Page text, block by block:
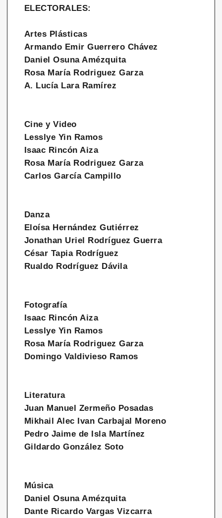
ELECTORALES:
Artes Plásticas
Armando Emir Guerrero Chávez
Daniel Osuna Amézquita
Rosa María Rodriguez Garza
A. Lucía Lara Ramírez
Cine y Video
Lesslye Yin Ramos
Isaac Rincón Aiza
Rosa María Rodriguez Garza
Carlos García Campillo
Danza
Eloísa Hernández Gutiérrez
Jonathan Uriel Rodríguez Guerra
César Tapia Rodríguez
Rualdo Rodríguez Dávila
Fotografía
Isaac Rincón Aiza
Lesslye Yin Ramos
Rosa María Rodriguez Garza
Domingo Valdivieso Ramos
Literatura
Juan Manuel Zermeño Posadas
Mikhail Alec Ivan Carbajal Moreno
Pedro Jaime de Isla Martínez
Gildardo González Soto
Música
Daniel Osuna Amézquita
Dante Ricardo Vargas Vizcarra